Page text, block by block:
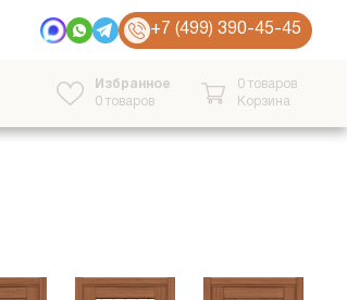
+7 (499) 390-45-45
Избранное
0 товаров
0 товаров
Корзина